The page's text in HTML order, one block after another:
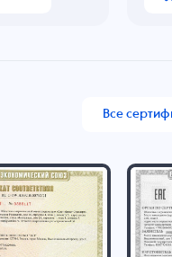
Все